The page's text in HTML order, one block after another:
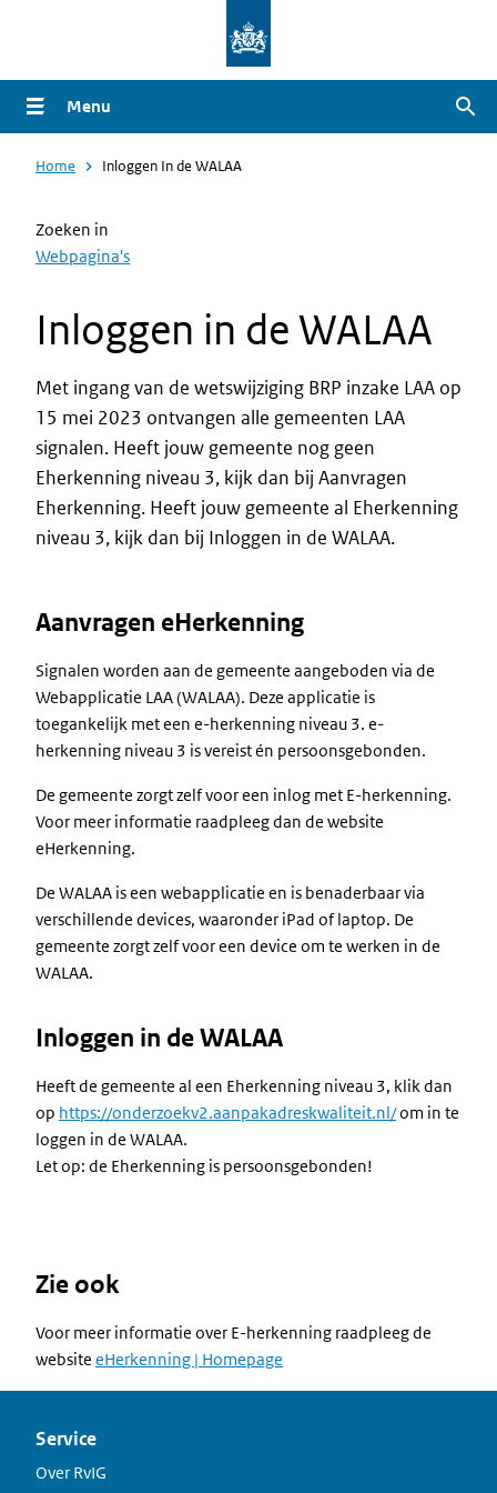
naar
de
gaan
Menu
Home Inloggen In de WALAA
Zoeken in
Webpagina's
Inloggen in de WALAA
Met ingang van de wetswijziging BRP inzake LAA op
15 mei 2023 ontvangen alle gemeenten LAA
signalen. Heeft jouw gemeente nog geen
Eherkenning niveau 3, kijk dan bij Aanvragen
Eherkenning. Heeft jouw gemeente al Eherkenning
niveau 3, kijk dan bij Inloggen in de WALAA.
Aanvragen eHerkenning
Signalen worden aan de gemeente aangeboden via de
Webapplicatie LAA (WALAA). Deze applicatie is
toegankelijk met een e-herkenning niveau 3. e-
herkenning niveau 3 is vereist én persoonsgebonden.
De gemeente zorgt zelf voor een inlog met E-herkenning.
Voor meer informatie raadpleeg dan de website
eHerkenning.
De WALAA is een webapplicatie en is benaderbaar via
verschillende devices, waaronder iPad of laptop. De
gemeente zorgt zelf voor een device om te werken in de
WALAA.
Inloggen in de WALAA
Heeft de gemeente al een Eherkenning niveau 3, klik dan
op https://onderzoekv2.aanpakadreskwaliteit.nl/om in te
loggen in de WALAA.
Let op: de Eherkenning is persoonsgebonden!
Zie ook
Voor meer informatie over E-herkenning raadpleeg de
website eHerkenning | Homepage
Service
Over RvIG